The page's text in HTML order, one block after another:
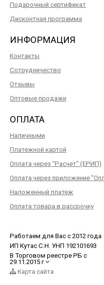
Подарочный сертификат
Дисконтная программа
ИНФОРМАЦИЯ
Контакты
Сотрудничество
Отзывы
Оптовые продажи
ОПЛАТА
Наличными
Платежной картой
Оплата через "Расчет" (ЕРИП)
Оплата через приложение
Наложенный платеж
Оплата товара в рассрочку
Работаем для Вас с 2012 года
ИП Кутас С.Н. УНП 192101693
В Торговом реестре РБ с
29.11.2015 г
Карта сайта